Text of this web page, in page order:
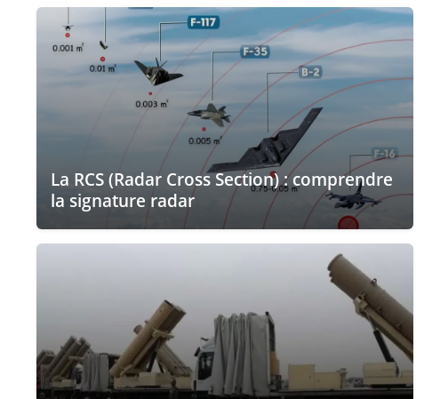
La RCS (Radar Cross Section) : comprendre
la signature radar